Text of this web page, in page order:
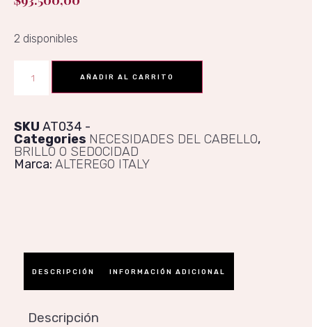
2 disponibles
AÑADIR AL CARRITO
SKU AT034
Categories NECESIDADES DEL CABELLO,
BRILLO O SEDOCIDAD
Marca: ALTEREGO ITALY
DESCRIPCIÓN INFORMACIÓN ADICIONAL
Descripción